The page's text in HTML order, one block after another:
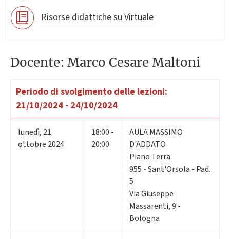
Risorse didattiche su Virtuale
Docente: Marco Cesare Maltoni
Periodo di svolgimento delle lezioni:
21/10/2024 - 24/10/2024
lunedì, 21
ottobre 2024
18:00 -
20:00
AULA MASSIMO
D'ADDATO
Piano Terra
955 - Sant'Orsola - Pad.
5
Via Giuseppe
Massarenti, 9 -
Bologna